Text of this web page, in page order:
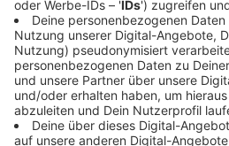
eben
jetzt nicht mehr in deine
reinpassen, die schon
definiert sein sollten, äh wo
entsprechende Mehrleistung
mehr an an Geld aufrufst